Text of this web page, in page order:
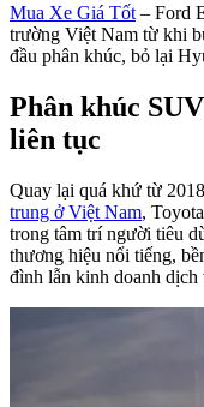
Mua Xe Giá Tốt – Ford
trường Việt Nam từ khi
đầu phân khúc, bỏ lại
Phân khúc
liên tục
Quay lại quá khứ từ
trung ở Việt Nam,
trong tâm trí người tiêu
thương hiệu nổi tiếng,
đình lẫn kinh doanh dịch